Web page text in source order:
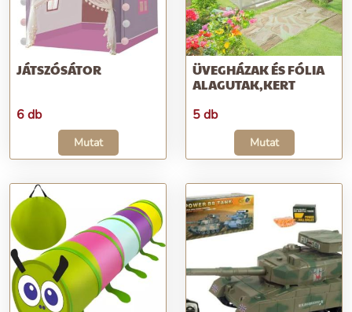
JÁTSZÓSÁTOR
6 db
Mutat
ÜVEGHÁZAK ÉS FÓLIA
ALAGUTAK,KERT
5 db
Mutat